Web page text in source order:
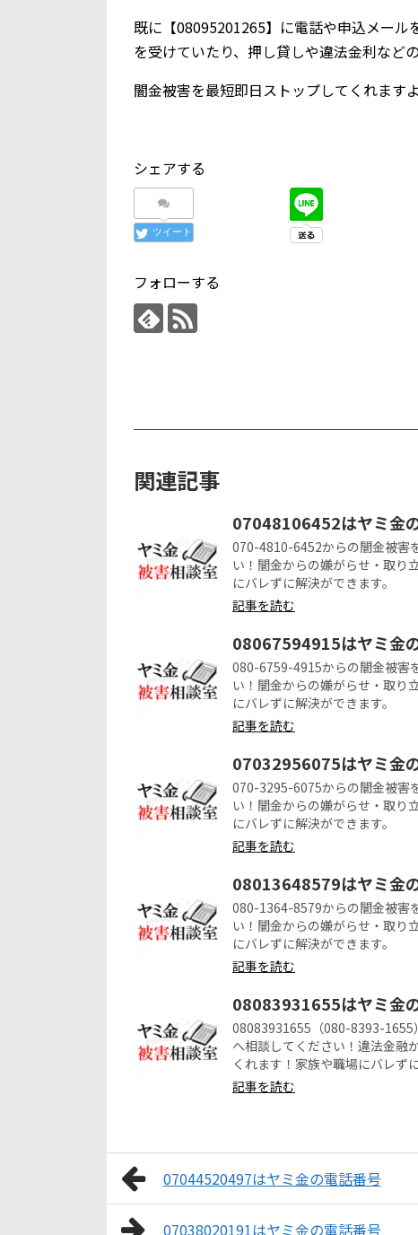
既に【08095201265】に電話や申込メール
を受けていたり、押し貸しや違法金利など
闇金被害を最短即日ストップしてくれますよ
シェアする
ツイート
フォローする
関連記事
07048106452はヤミ金
070-4810-6452からの闇金被害
い！闇金からの嫌がらせ・取り
にバレずに解決ができます。
記事を読む
08067594915はヤミ金
080-6759-4915からの闇金被害
い！闇金からの嫌がらせ・取り
にバレずに解決ができます。
記事を読む
07032956075はヤミ金
070-3295-6075からの闇金被害
い！闇金からの嫌がらせ・取り
にバレずに解決ができます。
記事を読む
08013648579はヤミ金
080-1364-8579からの闇金被害
い！闇金からの嫌がらせ・取り
にバレずに解決ができます。
記事を読む
08083931655はヤミ金
08083931655（080-8393-1655
へ相談してください！違法金融
くれます！家族や職場にバレず
記事を読む
07044520497はヤミ金の電話番号
07038020191はヤミ金の電話番号